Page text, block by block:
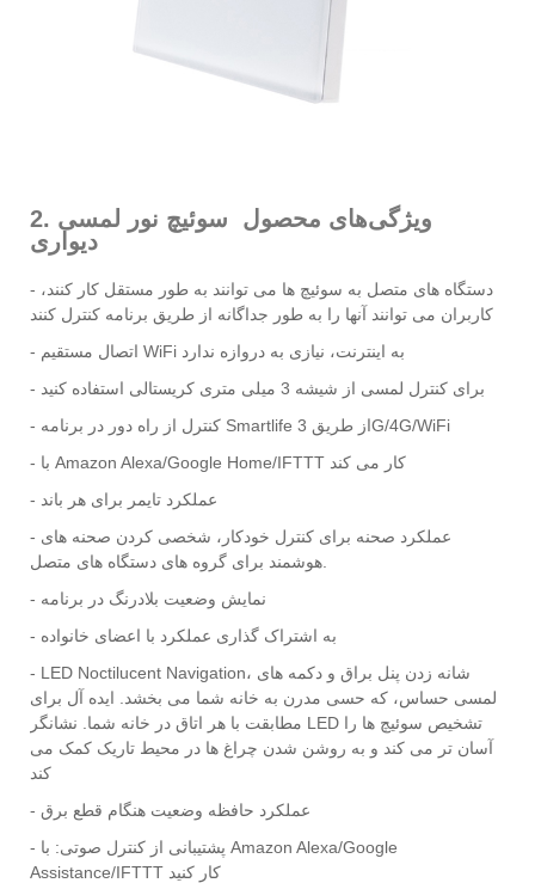
2. ویژگی‌های محصول سوئیچ نور لمسی
دیواری
- دستگاه های متصل به سوئیچ ها می توانند به طور مستقل کار کنند،
کاربران می توانند آنها را به طور جداگانه از طریق برنامه کنترل کنند
- اتصال مستقیم WiFi به اینترنت، نیازی به دروازه ندارد
- برای کنترل لمسی از شیشه 3 میلی متری کریستالی استفاده کنید
- کنترل از راه دور در برنامه Smartlife از طریق 3G/4G/WiFi
- با Amazon Alexa/Google Home/IFTTT کار می کند
- عملکرد تایمر برای هر باند
- عملکرد صحنه برای کنترل خودکار، شخصی کردن صحنه های
- نمایش وضعیت بلادرنگ در برنامه
- به اشتراک گذاری عملکرد با اعضای خانواده
- LED Noctilucent Navigation، شانه زدن پنل براق و دکمه های
لمسی حساس، که حسی مدرن به خانه شما می بخشد. ایده آل برای
مطابقت با هر اتاق در خانه شما. نشانگر LED تشخیص سوئیچ ها را
آسان تر می کند و به روشن شدن چراغ ها در محیط تاریک کمک می
کند
- عملکرد حافظه وضعیت هنگام قطع برق
- پشتیبانی از کنترل صوتی: با Amazon Alexa/Google
Assistance/IFTTT کار کنید